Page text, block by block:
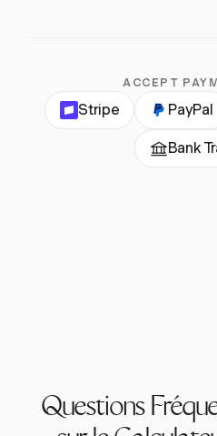
ACCEPT
Stripe PayPal
Bank
Questions